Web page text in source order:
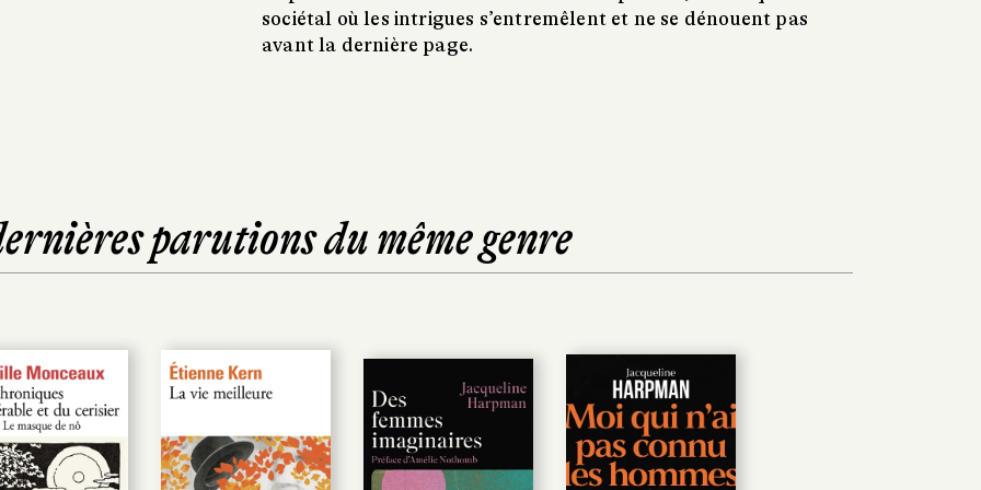
sociétal où les intrigues s’entremêlent et ne se dénouent pas
avant la dernière page.
parutions du même genre